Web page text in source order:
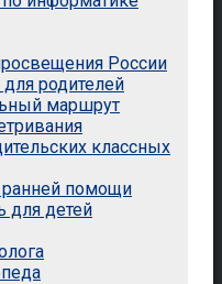
России
родителей
маршрут
классных
помощи
для детей